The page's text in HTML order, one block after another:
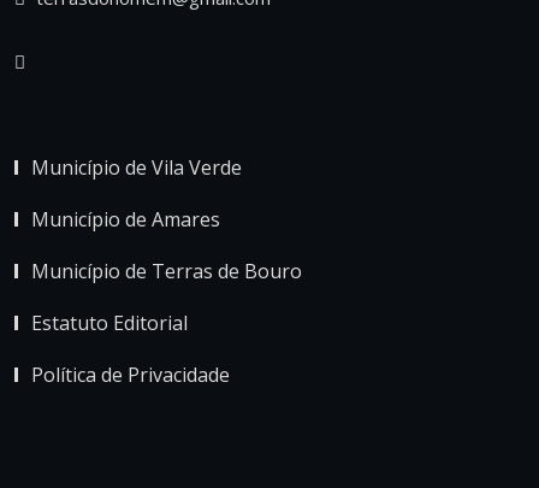
Município de Vila Verde
Município de Amares
Município de Terras de Bouro
Estatuto Editorial
Política de Privacidade